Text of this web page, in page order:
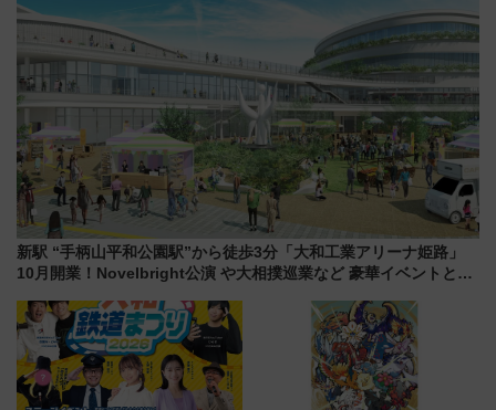
新駅 “手柄山平和公園駅”から徒歩3分「大和工業アリーナ姫路」
10月開業！Novelbright公演 や大相撲巡業など 豪華イベントとア